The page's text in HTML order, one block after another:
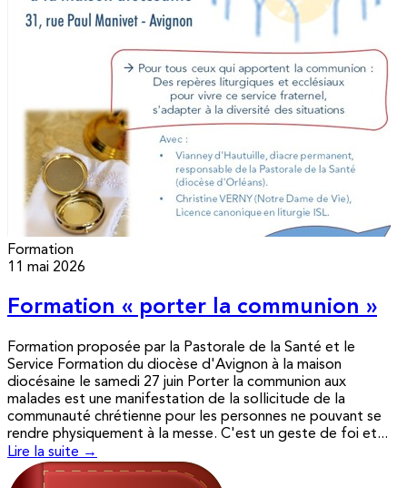
Formation
11 mai 2026
Formation « porter la communion »
Formation proposée par la Pastorale de la Santé et le
Service Formation du diocèse d'Avignon à la maison
diocésaine le samedi 27 juin Porter la communion aux
malades est une manifestation de la sollicitude de la
communauté chrétienne pour les personnes ne pouvant se
rendre physiquement à la messe. C'est un geste de foi et...
Lire la suite →